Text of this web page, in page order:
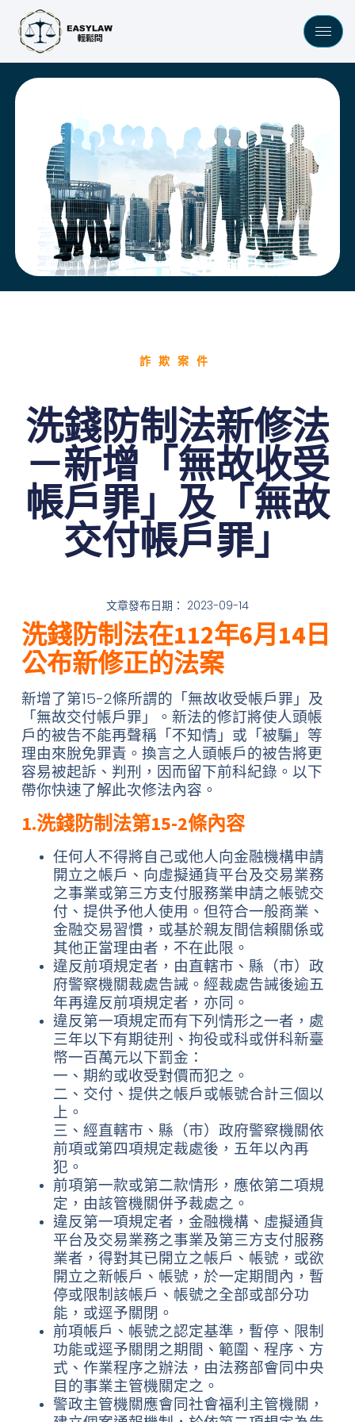
詐欺案件
洗錢防制法新修法
－新增「無故收受
帳戶罪」及「無故
交付帳戶罪」
文章發布日期： 2023-09-14
洗錢防制法在112年6月14日
公布新修正的法案
新增了第15-2條所謂的「無故收受帳戶罪」及
「無故交付帳戶罪」。新法的修訂將使人頭帳
戶的被告不能再聲稱「不知情」或「被騙」等
理由來脫免罪責。換言之人頭帳戶的被告將更
容易被起訴、判刑，因而留下前科紀錄。以下
帶你快速了解此次修法內容。
1.洗錢防制法第15-2條內容
任何人不得將自己或他人向金融機構申請
開立之帳戶、向虛擬通貨平台及交易業務
之事業或第三方支付服務業申請之帳號交
付、提供予他人使用。但符合一般商業、
金融交易習慣，或基於親友間信賴關係或
其他正當理由者，不在此限。
違反前項規定者，由直轄市、縣（市）政
府警察機關裁處告誡。經裁處告誡後逾五
年再違反前項規定者，亦同。
違反第一項規定而有下列情形之一者，處
三年以下有期徒刑、拘役或科或併科新臺
幣一百萬元以下罰金：
一、期約或收受對價而犯之。
二、交付、提供之帳戶或帳號合計三個以
上。
三、經直轄市、縣（市）政府警察機關依
前項或第四項規定裁處後，五年以內再
犯。
前項第一款或第二款情形，應依第二項規
定，由該管機關併予裁處之。
違反第一項規定者，金融機構、虛擬通貨
平台及交易業務之事業及第三方支付服務
業者，得對其已開立之帳戶、帳號，或欲
開立之新帳戶、帳號，於一定期間內，暫
停或限制該帳戶、帳號之全部或部分功
能，或逕予關閉。
前項帳戶、帳號之認定基準，暫停、限制
功能或逕予關閉之期間、範圍、程序、方
式、作業程序之辦法，由法務部會同中央
目的事業主管機關定之。
警政主管機關應會同社會福利主管機關，